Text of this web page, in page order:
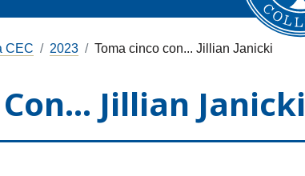
CEC 2023 Toma cinco con... Jillian Janicki
Jillian Janicki